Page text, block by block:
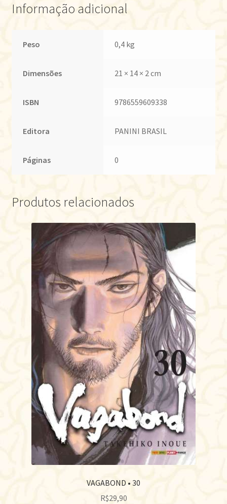
Informação adicional
Peso 0,4 kg
Dimensões 21 × 14 × 2 cm
ISBN 9786559609338
Editora PANINI BRASIL
Páginas 0
Produtos relacionados
VAGABOND • 30
R$29,90